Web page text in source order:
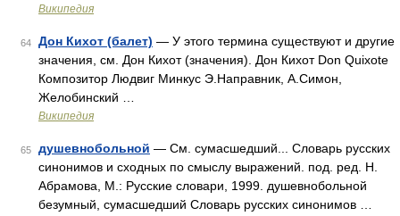
Википедия
64 Дон Кихот (балет) — У этого термина существуют и другие
значения, см. Дон Кихот (значения). Дон Кихот Don Quixote
Композитор Людвиг Минкус Э.Направник, А.Симон,
Желобинский …
Википедия
65 душевнобольной — См. сумасшедший... Словарь русских
синонимов и сходных по смыслу выражений. под. ред. Н.
Абрамова, М.: Русские словари, 1999. душевнобольной
безумный, сумасшедший Словарь русских синонимов …